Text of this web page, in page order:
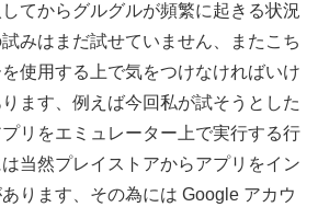
てからグルグルが頻繁に起きる状況
みはまだ試せていません、またこち
使用する上で気をつけなければいけ
ます、例えば今回私が試そうとした
リをエミュレーター上で実行する行
当然プレイストアからアプリをイン
ります、その為には Google アカウ